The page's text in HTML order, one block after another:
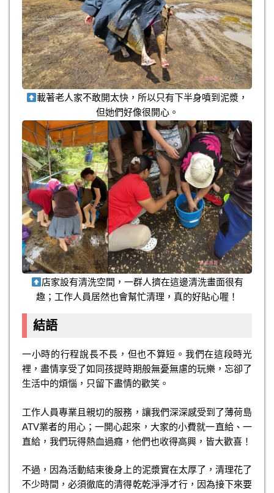
載著老人家不敢開太快，所以只有下半身噴到泥漿，
但她們好像很開心。
店家設有清洗空間，一群人擠在這邊清洗畫面很有
趣；工作人員居然也會幫忙清理，真的好貼心喔！
結語
一小時的行程說長不長，但也不算短。我們在這段時光
裡，盡情享受了如同孩提時期般無憂無慮的玩樂，忘卻了
生活中的煩惱，只留下盡情的歡笑。
工作人員專業且親切的服務，讓我們深深感受到了薄荷島
ATV業者的用心；一開心起來，大家的小費就一直給、一
直給，我們玩得熱血過癮，他們也收得高興，皆大歡喜！
不過，因為活動結束後身上的泥漿實在太厚了，清理花了
不少時間，必須徹底的清得乾乾淨淨才行，因為接下來要